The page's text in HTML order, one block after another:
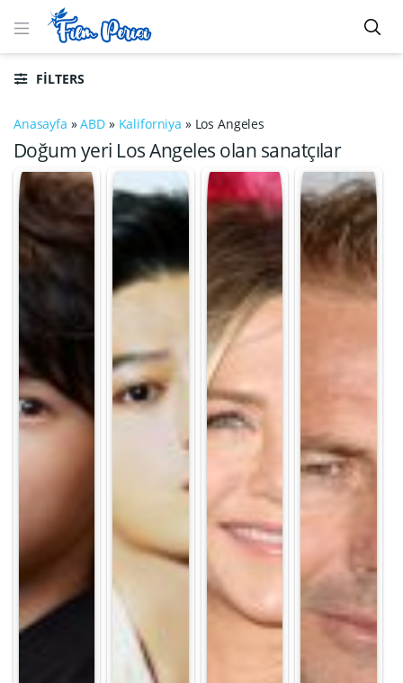
FILTERS
Anasayfa »ABD » Kaliforniya » Los Angeles
Doğum yeri Los Angeles olan sanatçılar